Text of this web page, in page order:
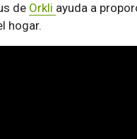
de Orkli ayuda a
hogar.